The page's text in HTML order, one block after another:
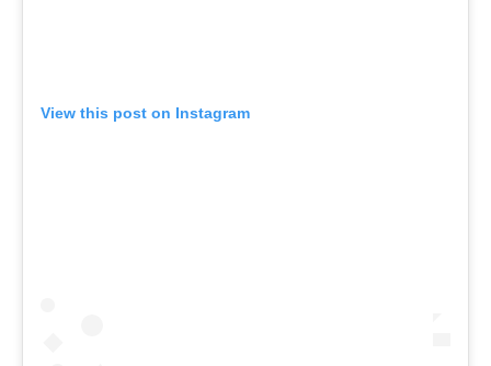
View this post on Instagram